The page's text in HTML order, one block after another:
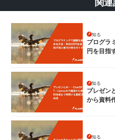
プログラ
円を目指
知る
プレゼン
から資料
知る
知る